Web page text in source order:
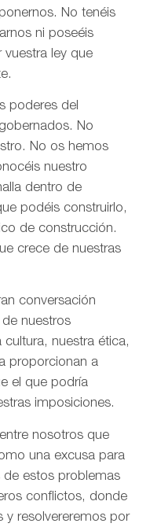
No tenéis
ni poseéis
ley que
poderes del
No
No os hemos
nuestro
dentro de
podéis construirlo,
de construcción.
crece de nuestras
conversación
nuestros
nuestra ética,
proporcionan a
el que podría
imposiciones.
nosotros que
una excusa para
de estos problemas
conflictos, donde
y resolvereremos por